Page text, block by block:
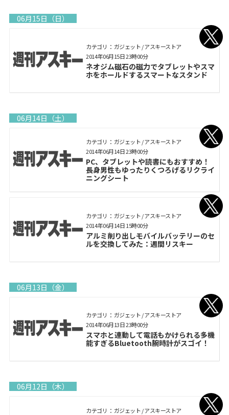
06月15日（日）
カテゴリ： ガジェット / アスキーストア
ネオジム磁石の磁力でタブレットやスマ
ホをホールドするスマートなスタンド
2014年06月15日 23時00分
06月14日（土）
カテゴリ： ガジェット / アスキーストア
PC、タブレットや読書にもおすすめ！
長身男性もゆったりくつろげるリクライ
ニングシート
2014年06月14日 23時00分
カテゴリ： ガジェット / アスキーストア
アルミ削り出しモバイルバッテリーのセ
ルを交換してみた：週間リスキー
2014年06月14日 15時00分
06月13日（金）
カテゴリ： ガジェット / アスキーストア
スマホと連動して電話もかけられる多機
能すぎるBluetooth腕時計がスゴイ！
2014年06月13日 23時00分
06月12日（木）
カテゴリ： ガジェット / アスキーストア